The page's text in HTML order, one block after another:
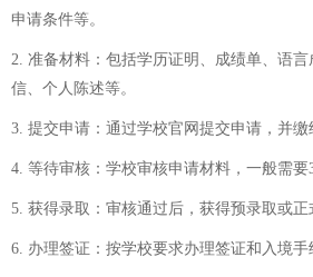
申请条件等。
2. 准备材料：包括学历证明、成绩单、语
信、个人陈述等。
3. 提交申请：通过学校官网提交申请，并缴
4. 等待审核：学校审核申请材料，一般需要
5. 获得录取：审核通过后，获得预录取或正
6. 办理签证：按学校要求办理签证和入境手